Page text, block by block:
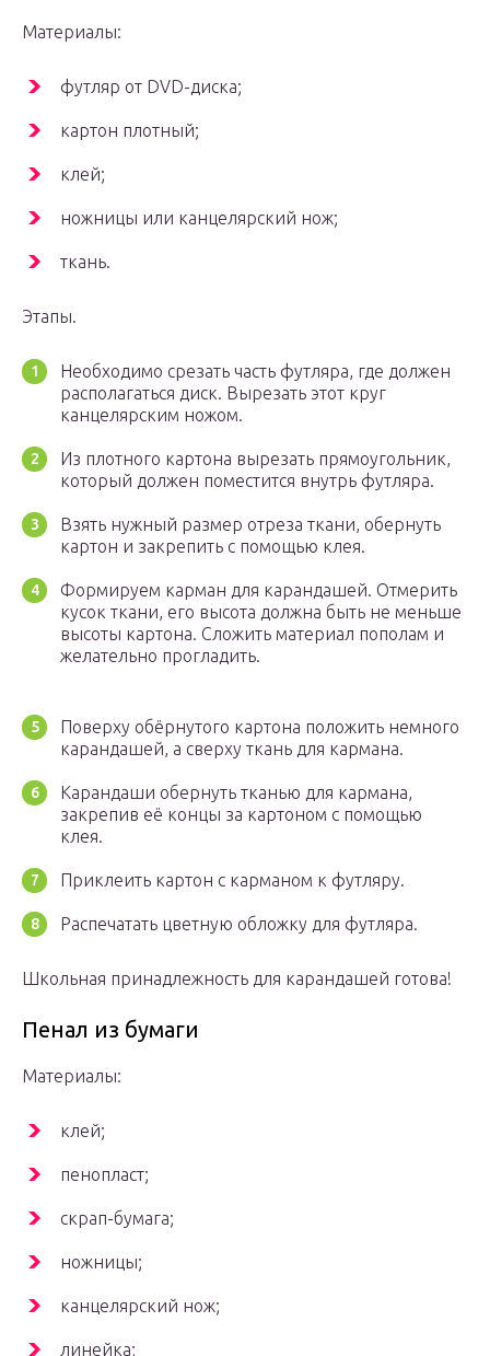
Материалы:
футляр от DVD-диска;
картон плотный;
клей;
ножницы или канцелярский нож;
ткань.
Этапы.
Необходимо срезать часть футляра, где должен
располагаться диск. Вырезать этот круг
канцелярским ножом.
Из плотного картона вырезать прямоугольник,
который должен поместится внутрь футляра.
Взять нужный размер отреза ткани, обернуть
картон и закрепить с помощью клея.
Формируем карман для карандашей. Отмерить
кусок ткани, его высота должна быть не меньше
высоты картона. Сложить материал пополам и
желательно прогладить.
Поверху обёрнутого картона положить немного
карандашей, а сверху ткань для кармана.
Карандаши обернуть тканью для кармана,
закрепив её концы за картоном с помощью
клея.
Приклеить картон с карманом к футляру.
Распечатать цветную обложку для футляра.
Школьная принадлежность для карандашей готова!
Пенал из бумаги
Материалы:
клей;
пенопласт;
скрап-бумага;
ножницы;
канцелярский нож;
линейка;